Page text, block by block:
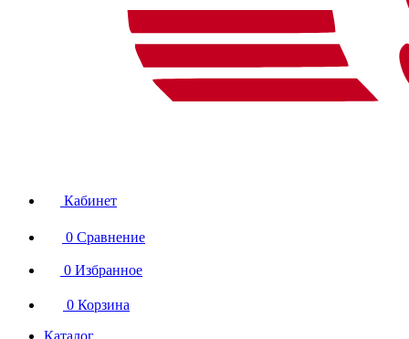
Кабинет
0 Сравнение
0 Избранное
0 Корзина
Каталог